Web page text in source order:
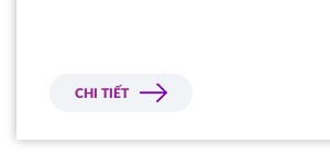
CHI TIẾT